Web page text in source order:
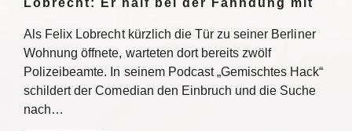
Lobrecht: Er half bei der Fahndung mit
Als Felix Lobrecht kürzlich die Tür zu seiner Berliner
Wohnung öffnete, warteten dort bereits zwölf
Polizeibeamte. In seinem Podcast „Gemischtes Hack“
schildert der Comedian den Einbruch und die Suche
nach…